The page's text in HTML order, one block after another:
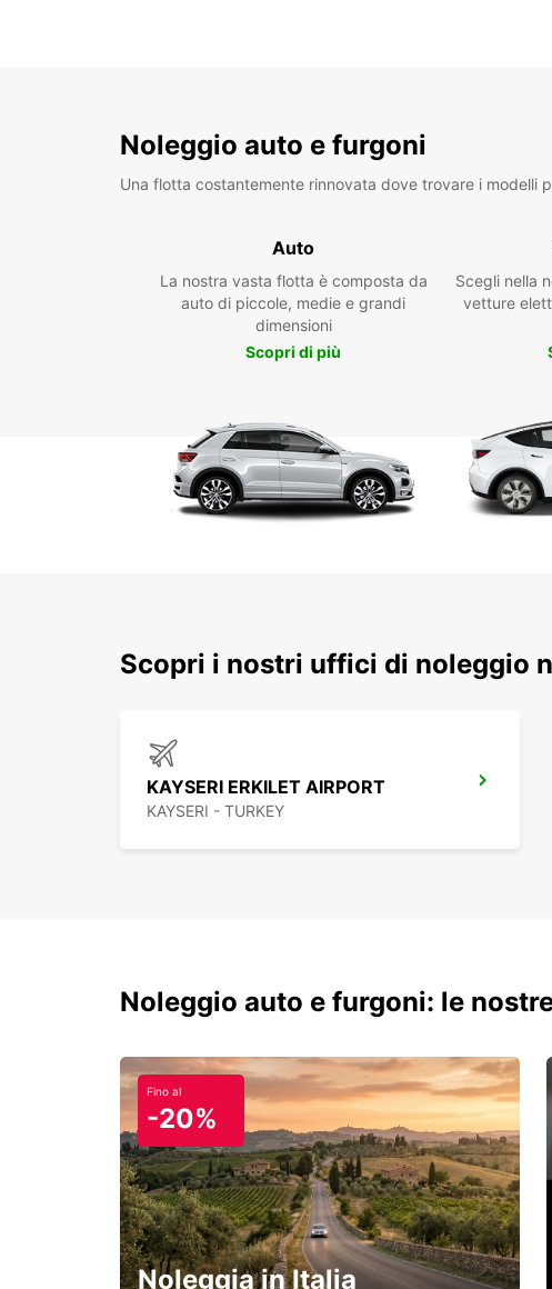
Noleggio auto e furgoni
Una flotta costantemente rinnovata dove trovare i modelli
Auto
La nostra vasta flotta è composta da
auto di piccole, medie e grandi
dimensioni
Scopri di più
Scegli nella
vetture
Scopri i nostri uffici di noleggio
KAYSERI ERKILET AIRPORT
KAYSERI - TURKEY
Noleggio auto e furgoni: le
Fino al
-20%
Noleggia in Italia